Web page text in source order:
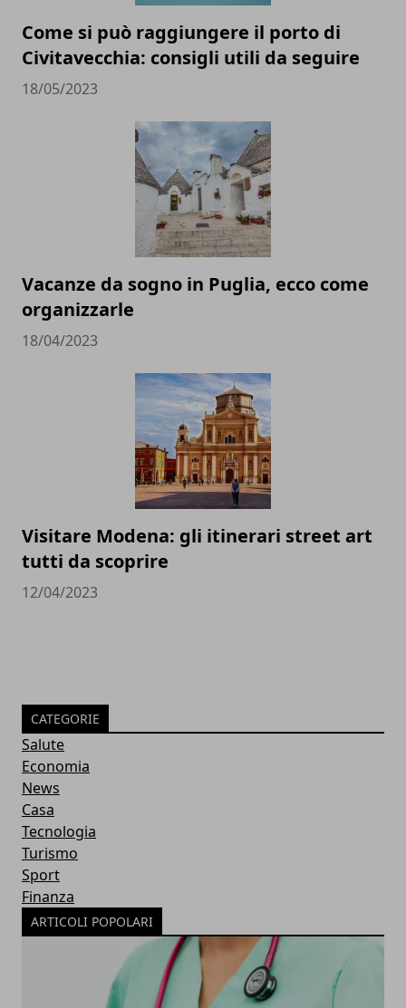
Come si può raggiungere il porto di
Civitavecchia: consigli utili da seguire
18/05/2023
Vacanze da sogno in Puglia, ecco come
organizzarle
18/04/2023
Visitare Modena: gli itinerari street art
tutti da scoprire
12/04/2023
CATEGORIE
Salute
Economia
News
Casa
Tecnologia
Turismo
Sport
Finanza
ARTICOLI POPOLARI